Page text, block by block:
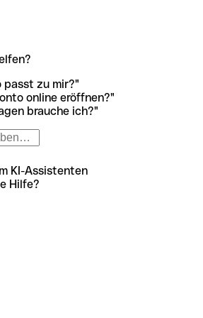
passt zu mir?"
online eröffnen?"
brauche ich?"
KI-Assistenten
Hilfe?